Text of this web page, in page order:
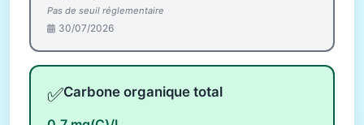
Pas de seuil réglementaire
30/07/2026
✅Carbone organique total